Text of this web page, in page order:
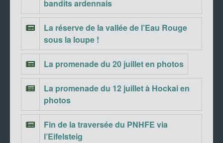
bandits ardennais
La réserve de la vallée de l’Eau Rouge
sous la loupe !
La promenade du 20 juillet en photos
La promenade du 12 juillet à Hockai en
photos
Fin de la traversée du PNHFE via
l’Eifelsteig